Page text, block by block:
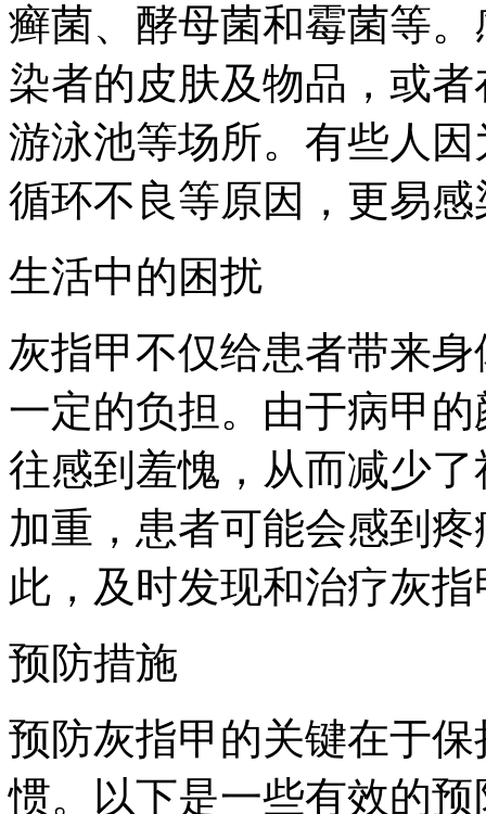
癣菌、酵母菌和霉菌等
染者的皮肤及物品，或
游泳池等场所。有些人
循环不良等原因，更易
生活中的困扰
灰指甲不仅给患者带来
一定的负担。由于病甲
往感到羞愧，从而减少
加重，患者可能会感到
此，及时发现和治疗灰
预防措施
预防灰指甲的关键在于
惯。以下是一些有效的